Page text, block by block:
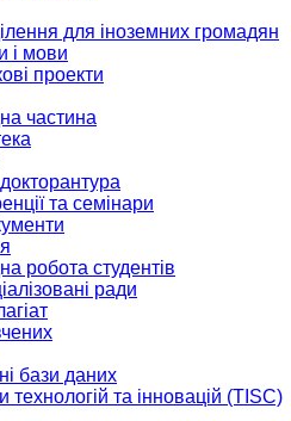
для іноземних громадян
і мови
проекти
частина
та семінари
робота студентів
ради
бази даних
технологій та інновацій (TISC)